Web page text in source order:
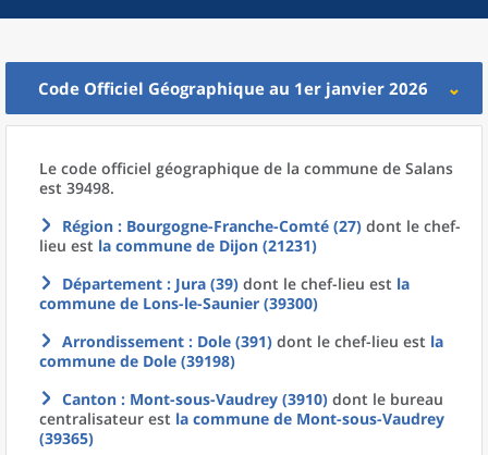
Code Officiel Géographique au 1er janvier 2026
Le code officiel géographique de la commune de Salans
est 39498.
Région : Bourgogne-Franche-Comté (27) dont le chef-
lieu est la commune de Dijon (21231)
Département : Jura (39) dont le chef-lieu est la
commune de Lons-le-Saunier (39300)
Arrondissement : Dole (391) dont le chef-lieu est la
commune de Dole (39198)
Canton : Mont-sous-Vaudrey (3910) dont le bureau
centralisateur est la commune de Mont-sous-Vaudrey
(39365)